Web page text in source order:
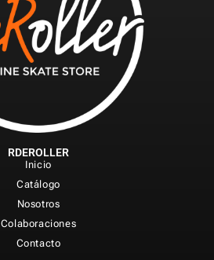
RDEROLLER
Inicio
Catálogo
Nosotros
Colaboraciones
Contacto